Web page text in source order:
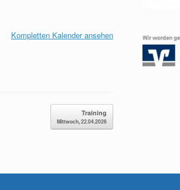
Kompletten Kalender ansehen
Training
Mittwoch, 22.04.2026